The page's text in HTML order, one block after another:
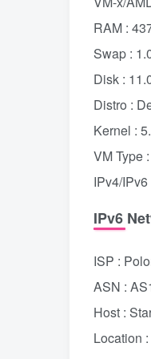
RAM :
Swap :
Disk :
Distro :
Kernel :
VM Type
IPv4/
IPv6
ISP :
ASN :
Host :
Location